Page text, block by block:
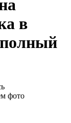
в
полный
фото